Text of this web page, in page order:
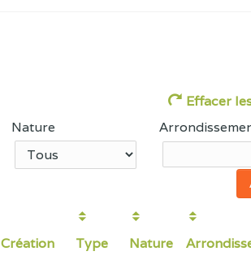
Effacer
Nature
Création Type Nature